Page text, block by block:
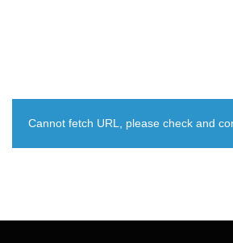
Cannot fetch URL, please check and